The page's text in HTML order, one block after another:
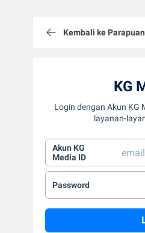
Kembali ke
KG
Login dengan Akun KG
layanan-
Akun KG
Media ID
Password